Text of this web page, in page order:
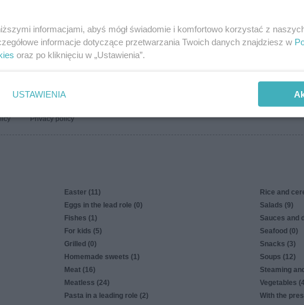
Easter sour soup
3.1k 0 0
Meatloaf
Privacy policy
Easter (11)
Eggs in the lead role (0)
Fishes (1)
For kids (5)
Grilled (0)
Homemade sweets (1)
Meat (16)
Meatless (24)
Pasta in a leading role (2)
Rice and
Salads (9)
Sauces and
Seafood (0)
Snacks (3)
Soups (12)
Steaming
Vegetables
With the
informacjami, abyś mógł świadomie i komfortowo korzystać z
informacje dotyczące przetwarzania Twoich danych znajdziesz w
oraz po kliknięciu w „Ustawienia”.
USTAWIENIA